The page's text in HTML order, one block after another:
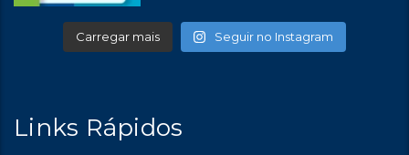
Carregar mais Seguir no Instagram
Links Rápidos